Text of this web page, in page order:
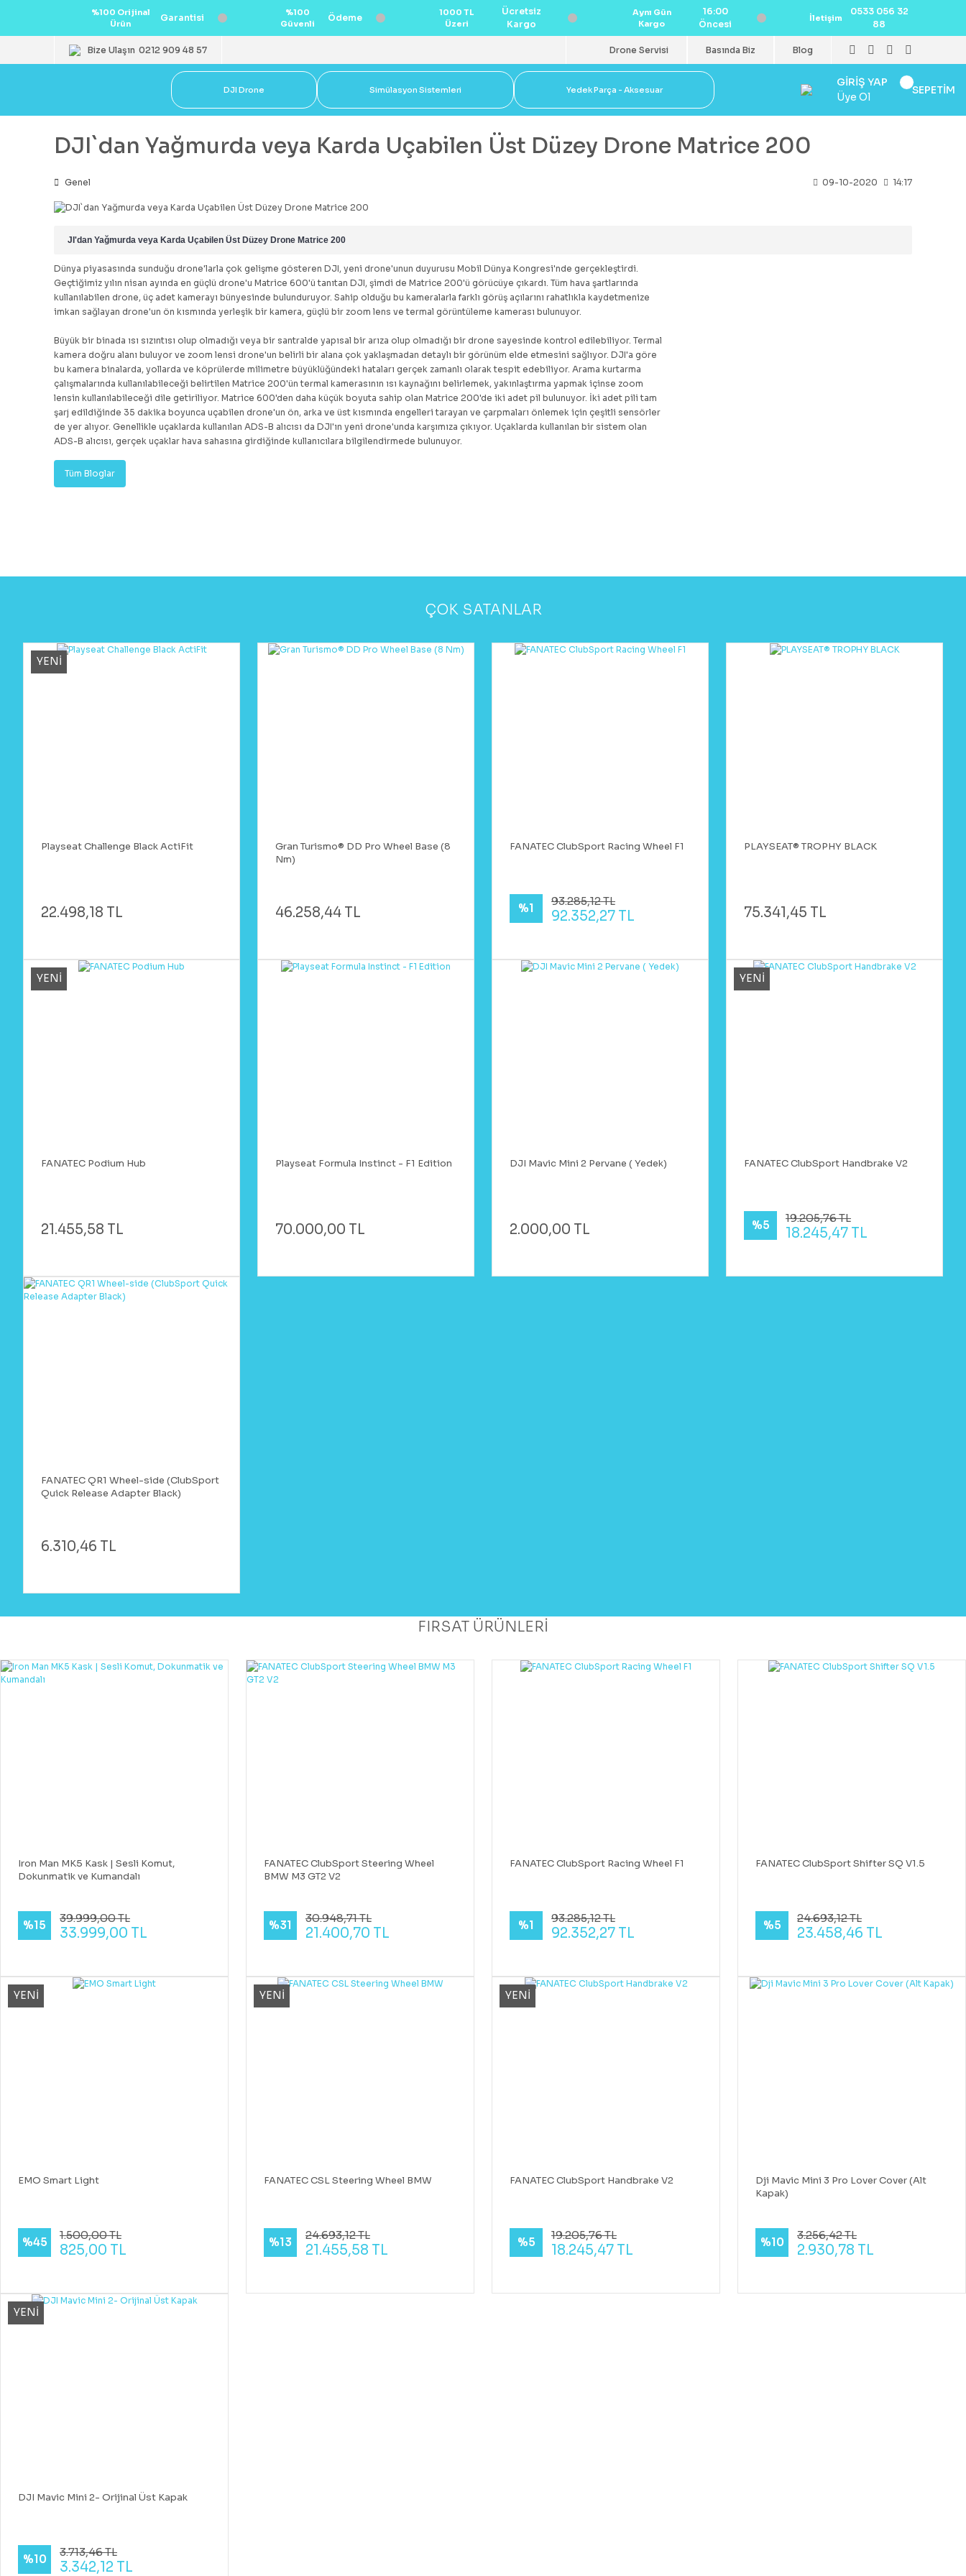
%100 Orijinal
Ürün
Garantisi
%100
Güvenli
Ödeme
1000 TL
Üzeri
Ücretsiz
Kargo
Aynı Gün
Kargo
16:00
Öncesi
İletişim
0533 056 32
88
Bize Ulaşın 0212 909 48 57 Drone Servisi Basında Biz Blog
DJI Drone Simülasyon Sistemleri Yedek Parça - Aksesuar
GİRİŞ YAP
Üye Ol
SEPETİM
DJI`dan Yağmurda veya Karda Uçabilen Üst Düzey Drone Matrice 200
Genel 09-10-2020 14:17
JI'dan Yağmurda veya Karda Uçabilen Üst Düzey Drone Matrice 200
Dünya piyasasında sunduğu drone'larla çok gelişme gösteren DJI, yeni drone'unun duyurusu Mobil Dünya Kongresi'nde gerçekleştirdi.
Geçtiğimiz yılın nisan ayında en güçlü drone'u Matrice 600'ü tanıtan DJI, şimdi de Matrice 200'ü görücüye çıkardı. Tüm hava şartlarında
kullanılabilen drone, üç adet kamerayı bünyesinde bulunduruyor. Sahip olduğu bu kameralarla farklı görüş açılarını rahatlıkla kaydetmenize
imkan sağlayan drone'un ön kısmında yerleşik bir kamera, güçlü bir zoom lens ve termal görüntüleme kamerası bulunuyor.
Büyük bir binada ısı sızıntısı olup olmadığı veya bir santralde yapısal bir arıza olup olmadığı bir drone sayesinde kontrol edilebiliyor. Termal
kamera doğru alanı buluyor ve zoom lensi drone'un belirli bir alana çok yaklaşmadan detaylı bir görünüm elde etmesini sağlıyor. DJI'a göre
bu kamera binalarda, yollarda ve köprülerde milimetre büyüklüğündeki hataları gerçek zamanlı olarak tespit edebiliyor. Arama kurtarma
çalışmalarında kullanılabileceği belirtilen Matrice 200'ün termal kamerasının ısı kaynağını belirlemek, yakınlaştırma yapmak içinse zoom
lensin kullanılabileceği dile getiriliyor. Matrice 600'den daha küçük boyuta sahip olan Matrice 200'de iki adet pil bulunuyor. İki adet pili tam
şarj edildiğinde 35 dakika boyunca uçabilen drone'un ön, arka ve üst kısmında engelleri tarayan ve çarpmaları önlemek için çeşitli sensörler
de yer alıyor. Genellikle uçaklarda kullanılan ADS-B alıcısı da DJI'ın yeni drone'unda karşımıza çıkıyor. Uçaklarda kullanılan bir sistem olan
ADS-B alıcısı, gerçek uçaklar hava sahasına girdiğinde kullanıcılara bilgilendirmede bulunuyor.
Tüm Bloglar
ÇOK SATANLAR
YENİ
Playseat Challenge Black ActiFit
22.498,18 TL
Gran Turismo® DD Pro Wheel Base (8
Nm)
46.258,44 TL
FANATEC ClubSport Racing Wheel F1
%1
93.285,12 TL
92.352,27 TL
PLAYSEAT® TROPHY BLACK
75.341,45 TL
YENİ
FANATEC Podium Hub
21.455,58 TL
Playseat Formula Instinct - F1 Edition
70.000,00 TL
DJI Mavic Mini 2 Pervane ( Yedek)
2.000,00 TL
YENİ
FANATEC ClubSport Handbrake V2
%5
19.205,76 TL
18.245,47 TL
FANATEC QR1 Wheel-side (ClubSport
Quick Release Adapter Black)
6.310,46 TL
FIRSAT ÜRÜNLERİ
Iron Man MK5 Kask | Sesli Komut,
Dokunmatik ve Kumandalı
%15
39.999,00 TL
33.999,00 TL
FANATEC ClubSport Steering Wheel
BMW M3 GT2 V2
%31
30.948,71 TL
21.400,70 TL
FANATEC ClubSport Racing Wheel F1
%1
93.285,12 TL
92.352,27 TL
FANATEC ClubSport Shifter SQ V1.5
%5
24.693,12 TL
23.458,46 TL
YENİ
EMO Smart Light
%45
1.500,00 TL
825,00 TL
YENİ
FANATEC CSL Steering Wheel BMW
%13
24.693,12 TL
21.455,58 TL
YENİ
FANATEC ClubSport Handbrake V2
%5
19.205,76 TL
18.245,47 TL
Dji Mavic Mini 3 Pro Lover Cover (Alt
Kapak)
%10
3.256,42 TL
2.930,78 TL
YENİ
DJI Mavic Mini 2- Orijinal Üst Kapak
%10
3.713,46 TL
3.342,12 TL